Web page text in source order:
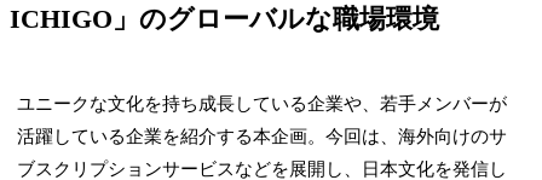
ICHIGO」のグローバルな職場環境
ユニークな文化を持ち成長している企業や、若手メンバーが
活躍している企業を紹介する本企画。今回は、海外向けのサ
ブスクリプションサービスなどを展開し、日本文化を発信し